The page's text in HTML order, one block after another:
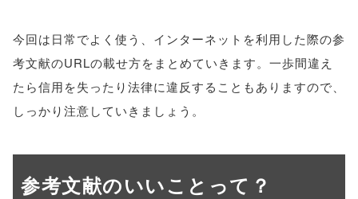
今回は日常でよく使う、インターネットを利用した際の参
考文献のURLの載せ方をまとめていきます。一歩間違え
たら信用を失ったり法律に違反することもありますので、
しっかり注意していきましょう。
参考文献のいいことって？